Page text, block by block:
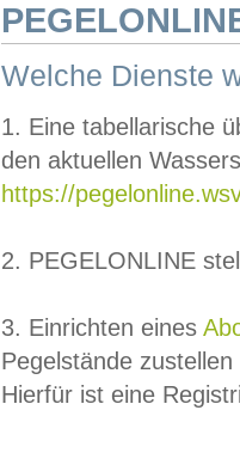
Welche Dienste
1. Eine tabellarische
den aktuellen
https://
2. PEGELONLINE
3. Einrichten eines
Pegelstände
Hierfür ist eine